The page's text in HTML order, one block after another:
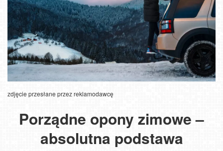
zdjęcie przesłane przez reklamodawcę
Porządne opony zimowe –
absolutna podstawa